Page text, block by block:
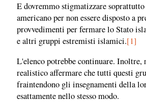
E dovremmo stigmatizzare
americano per non essere disposto a
provvedimenti per fermare lo Stato
e altri gruppi estremisti islamici.[1]
L'elenco potrebbe continuare. Inoltre,
realistico affermare che tutti questi
fraintendono gli insegnamenti della
esattamente nello stesso modo.